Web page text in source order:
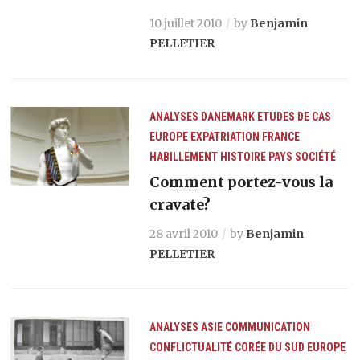
10 juillet 2010 by Benjamin
PELLETIER
ANALYSES DANEMARK ETUDES DE CAS
EUROPE EXPATRIATION FRANCE
HABILLEMENT HISTOIRE PAYS SOCIÉTÉ
Comment portez-vous la
cravate?
28 avril 2010 by Benjamin
PELLETIER
ANALYSES ASIE COMMUNICATION
CONFLICTUALITÉ CORÉE DU SUD EUROPE